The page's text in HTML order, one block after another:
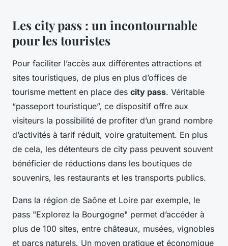
Les city pass : un incontournable
pour les touristes
Pour faciliter l’accès aux différentes attractions et
sites touristiques, de plus en plus d’offices de
tourisme mettent en place des city pass. Véritable
“passeport touristique”, ce dispositif offre aux
visiteurs la possibilité de profiter d’un grand nombre
d’activités à tarif réduit, voire gratuitement. En plus
de cela, les détenteurs de city pass peuvent souvent
bénéficier de réductions dans les boutiques de
souvenirs, les restaurants et les transports publics.
Dans la région de Saône et Loire par exemple, le
pass "Explorez la Bourgogne" permet d’accéder à
plus de 100 sites, entre châteaux, musées, vignobles
et parcs naturels. Un moyen pratique et économique